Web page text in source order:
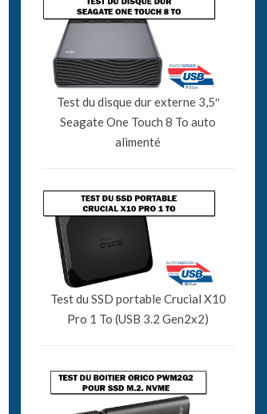
Test du disque dur externe 3,5″
Seagate One Touch 8 To auto
alimenté
Test du SSD portable Crucial X10
Pro 1 To (USB 3.2 Gen2x2)